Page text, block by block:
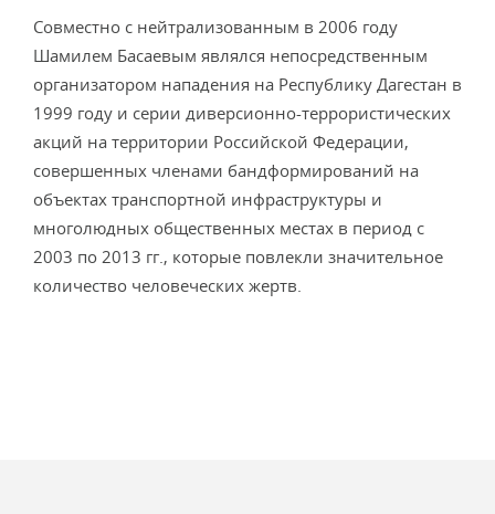
Совместно с нейтрализованным в 2006 году
Шамилем Басаевым являлся непосредственным
организатором нападения на Республику Дагестан в
1999 году и серии диверсионно-террористических
акций на территории Российской Федерации,
совершенных членами бандформирований на
объектах транспортной инфраструктуры и
многолюдных общественных местах в период с
2003 по 2013 гг., которые повлекли значительное
количество человеческих жертв.